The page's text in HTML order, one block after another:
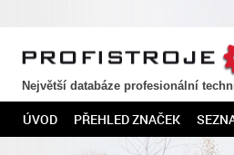
PROFISTROJE.CZ
Největší databáze profesionální
ÚVOD PŘEHLED ZNAČEK